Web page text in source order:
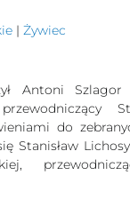
|Żywiec
Antoni
do
Stanisław